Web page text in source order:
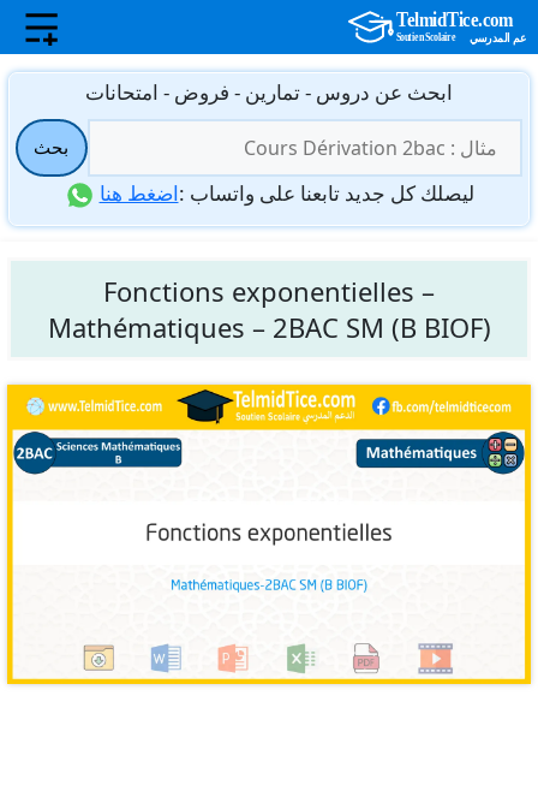
انتقل
المحتوى
ابحث عن دروس - تمارين - فروض - امتحانات
عن:
بحث
ليصلك كل جديد تابعنا على واتساب :اضغط هنا
Fonctions exponentielles –
Mathématiques – 2BAC SM (B BIOF)